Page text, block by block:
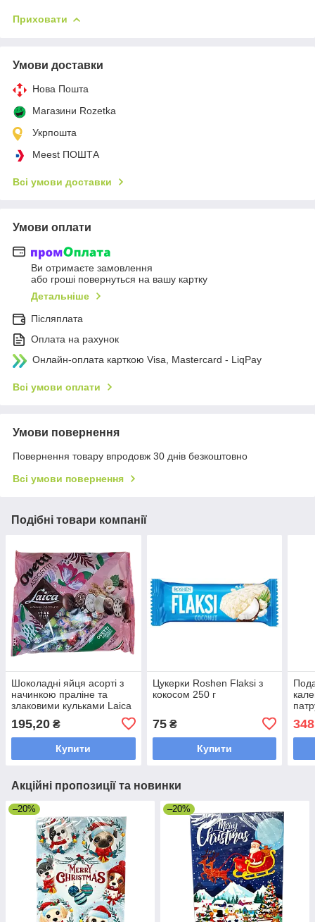
Приховати
Умови доставки
Нова Пошта
Магазини Rozetka
Укрпошта
Meest ПОШТА
Всі умови доставки
Умови оплати
Ви отримаєте замовлення
або гроші повернуться на вашу картку
Детальніше
Післяплата
Оплата на рахунок
Онлайн-оплата карткою Visa, Mastercard - LiqPay
Всі умови оплати
Умови повернення
Повернення товару впродовж 30 днів безкоштовно
Всі умови повернення
Подібні товари компанії
Шоколадні яйця асорті з
начинкою праліне та
злаковими кульками Laica
Ovetti Assortiti 250 грамів
Італія великодні
195,20 ₴
Купити
Цукерки Roshen Flaksi з
кокосом 250 г
75₴
Купити
Акційні пропозиції та новинки
–20% –20%